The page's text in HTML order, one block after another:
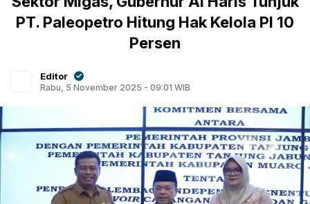
PT. Paleopetro Hitung Hak Kelola PI 10
Persen
Editor
Rabu, 5 November 2025 - 09:01 WIB